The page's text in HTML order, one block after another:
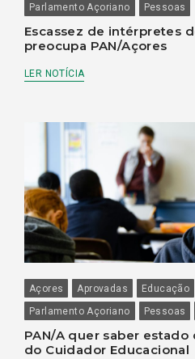
Parlamento Açoriano
Pessoas
Escassez de intérpretes
preocupa PAN/Açores
LER NOTÍCIA
Açores Aprovadas Educação
Parlamento Açoriano
Pessoas
PAN/A quer saber
do Cuidador Educacional